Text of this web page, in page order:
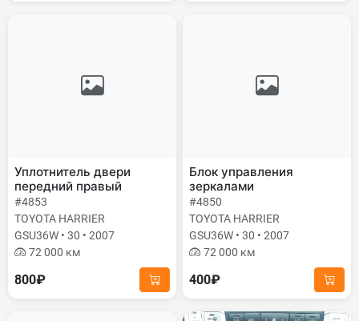
Уплотнитель двери
передний правый
#4853
TOYOTA HARRIER
GSU36W • 30 • 2007
72 000 км
800₽
Блок управления
зеркалами
#4850
TOYOTA HARRIER
GSU36W • 30 • 2007
72 000 км
400₽